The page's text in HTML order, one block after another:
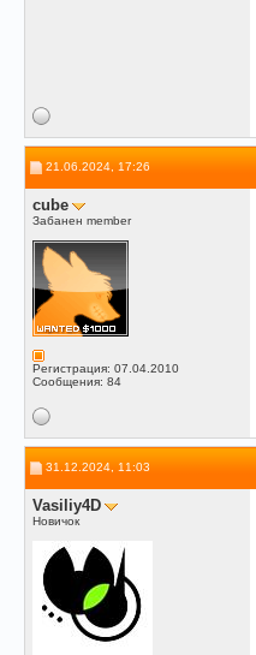
21.06.2024, 17:26
cube
Забанен member
Регистрация: 07.04.2010
Сообщения: 84
31.12.2024, 11:03
Vasiliy4D
Новичок